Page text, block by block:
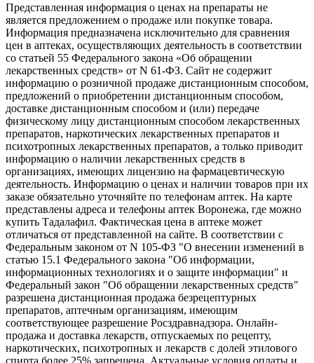
Представленная информация о ценах на препараты не
является предложением о продаже или покупке товара.
Информация предназначена исключительно для сравнения
цен в аптеках, осуществляющих деятельность в соответствии
со статьей 55 Федерального закона «Об обращении
лекарственных средств» от N 61-ФЗ. Сайт не содержит
информацию о розничной продаже дистанционным способом,
предложений о приобретении дистанционным способом,
доставке дистанционным способом и (или) передаче
физическому лицу дистанционным способом лекарственных
препаратов, наркотических лекарственных препаратов и
психотропных лекарственных препаратов, а только приводит
информацию о наличии лекарственных средств в
организациях, имеющих лицензию на фармацевтическую
деятельность. Информацию о ценах и наличии товаров при их
заказе обязательно уточняйте по телефонам аптек. На карте
представлены адреса и телефоны аптек Воронежа, где можно
купить Тадалафил. Фактическая цена в аптеке может
отличаться от представленной на сайте. В соответствии с
Федеральным законом от N 105-ФЗ "О внесении изменений в
статью 15.1 Федерального закона "Об информации,
информационных технологиях и о защите информации" и
Федеральный закон "Об обращении лекарственных средств"
разрешена дистанционная продажа безрецептурных
препаратов, аптечным организациям, имеющим
соответствующее разрешение Росздравнадзора. Онлайн-
продажа и доставка лекарств, отпускаемых по рецепту,
наркотических, психотропных и лекарств с долей этилового
спирта более 25% запрещена. Актуальные условия оплаты и